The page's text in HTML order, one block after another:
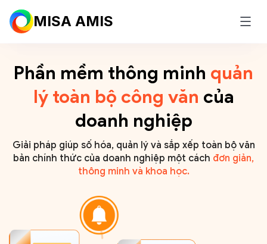
MISA AMIS
Tổng
quan
Bảng
Câu
chuyện
mới
Phần mềm thông minh quản
lý toàn bộ công văn của
doanh nghiệp
Giải pháp giúp số hóa, quản lý và sắp xếp toàn bộ văn
bản chính thức của doanh nghiệp một cách đơn giản,
thông minh và khoa học.